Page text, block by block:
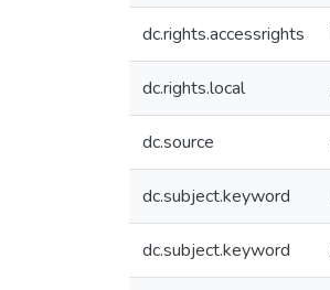
dc.rights.accessrights
dc.rights.local
dc.source
dc.subject.keyword
dc.subject.keyword